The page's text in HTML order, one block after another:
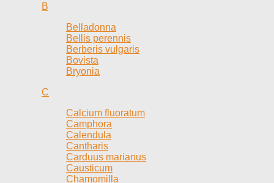
B
Belladonna
Bellis perennis
Berberis vulgaris
Bovista
Bryonia
C
Calcium fluoratum
Camphora
Calendula
Cantharis
Carduus marianus
Causticum
Chamomilla